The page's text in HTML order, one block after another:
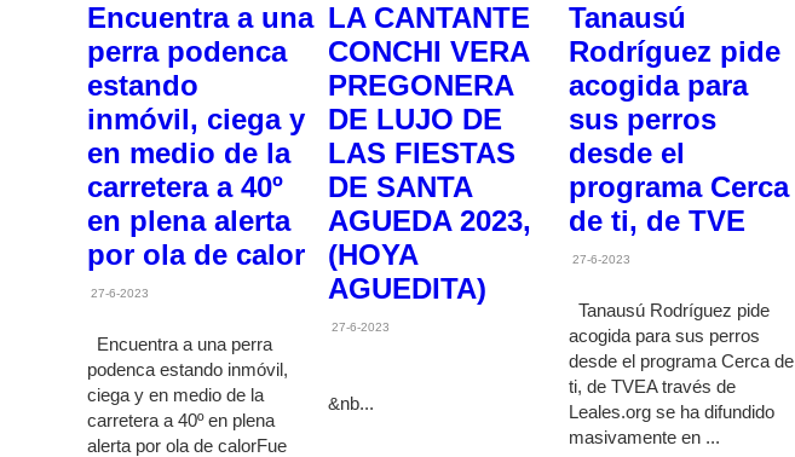
Encuentra a una
perra podenca
estando
inmóvil, ciega y
en medio de la
carretera a 40º
en plena alerta
por ola de calor
27-6-2023
Encuentra a una perra
podenca estando inmóvil,
ciega y en medio de la
carretera a 40º en plena
alerta por ola de calorFue
LA CANTANTE
CONCHI VERA
PREGONERA
DE LUJO DE
LAS FIESTAS
DE SANTA
AGUEDA 2023,
(HOYA
AGUEDITA)
27-6-2023
&nb...
Tanausú
Rodríguez pide
acogida para
sus perros
desde el
programa Cerca
de ti, de TVE
27-6-2023
Tanausú Rodríguez pide
acogida para sus perros
desde el programa Cerca de
ti, de TVEA través de
Leales.org se ha difundido
masivamente en ...